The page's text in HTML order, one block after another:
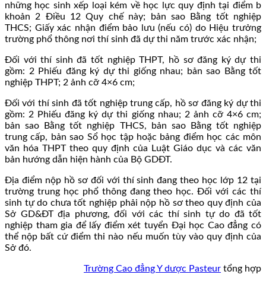
những học sinh xếp loại kém về học lực quy định tại điểm b
khoản 2 Điều 12 Quy chế này; bản sao Bằng tốt nghiệp
THCS; Giấy xác nhận điểm bảo lưu (nếu có) do Hiệu trưởng
trường phổ thông nơi thí sinh đã dự thi năm trước xác nhận;
Đối với thí sinh đã tốt nghiệp THPT, hồ sơ đăng ký dự thi
gồm: 2 Phiếu đăng ký dự thi giống nhau; bản sao Bằng tốt
nghiệp THPT; 2 ảnh cỡ 4×6 cm;
Đối với thí sinh đã tốt nghiệp trung cấp, hồ sơ đăng ký dự thi
gồm: 2 Phiếu đăng ký dự thi giống nhau; 2 ảnh cỡ 4×6 cm;
bản sao Bằng tốt nghiệp THCS, bản sao Bằng tốt nghiệp
trung cấp, bản sao Sổ học tập hoặc bảng điểm học các môn
văn hóa THPT theo quy định của Luật Giáo dục và các văn
bản hướng dẫn hiện hành của Bộ GDĐT.
Địa điểm nộp hồ sơ đối với thí sinh đang theo học lớp 12 tại
trường trung học phổ thông đang theo học. Đối với các thí
sinh tự do chưa tốt nghiệp phải nộp hồ sơ theo quy định của
Sở GD&ĐT địa phương, đối với các thí sinh tự do đã tốt
nghiệp tham gia để lấy điểm xét tuyển Đại học Cao đẳng có
thể nộp bất cứ điểm thi nào nếu muốn tùy vào quy định của
Sở đó.
Trường Cao đẳng Y dược Pasteur tổng hợp